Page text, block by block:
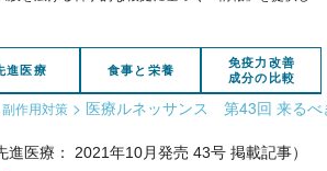
進医療 食事と栄養
免疫力改善
成分の比較
副作用対策 > 医療ルネッサンス 第43回 来るべ
進医療： 2021年10月発売 43号 掲載記事）